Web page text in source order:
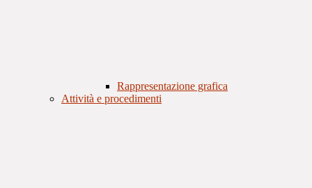
Rappresentazione grafica
Attività e procedimenti